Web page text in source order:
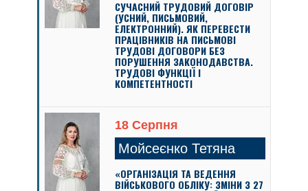
СУЧАСНИЙ ТРУДОВИЙ ДОГОВІР
(УСНИЙ, ПИСЬМОВИЙ,
ЕЛЕКТРОННИЙ). ЯК ПЕРЕВЕСТИ
ПРАЦІВНИКІВ НА ПИСЬМОВІ
ТРУДОВІ ДОГОВОРИ БЕЗ
ПОРУШЕННЯ ЗАКОНОДАВСТВА.
ТРУДОВІ ФУНКЦІЇ І
КОМПЕТЕНТНОСТІ
18 Серпня
Мойсеєнко Тетяна
«ОРГАНІЗАЦІЯ ТА ВЕДЕННЯ
ВІЙСЬКОВОГО ОБЛІКУ: ЗМІНИ З 27